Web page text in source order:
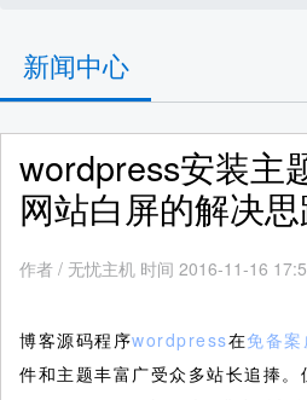
新闻中心
wordpress安装主
网站白屏的解决
作者 / 无忧主机 时间 2016-11-16
博客源码程序wordpress在免备
件和主题丰富广受众多站长追捧。